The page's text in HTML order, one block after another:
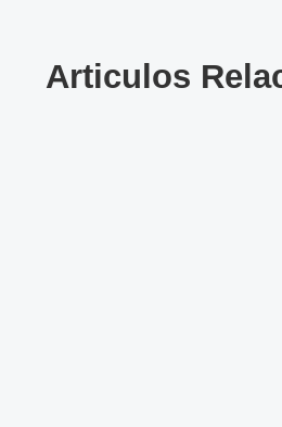
Articulos